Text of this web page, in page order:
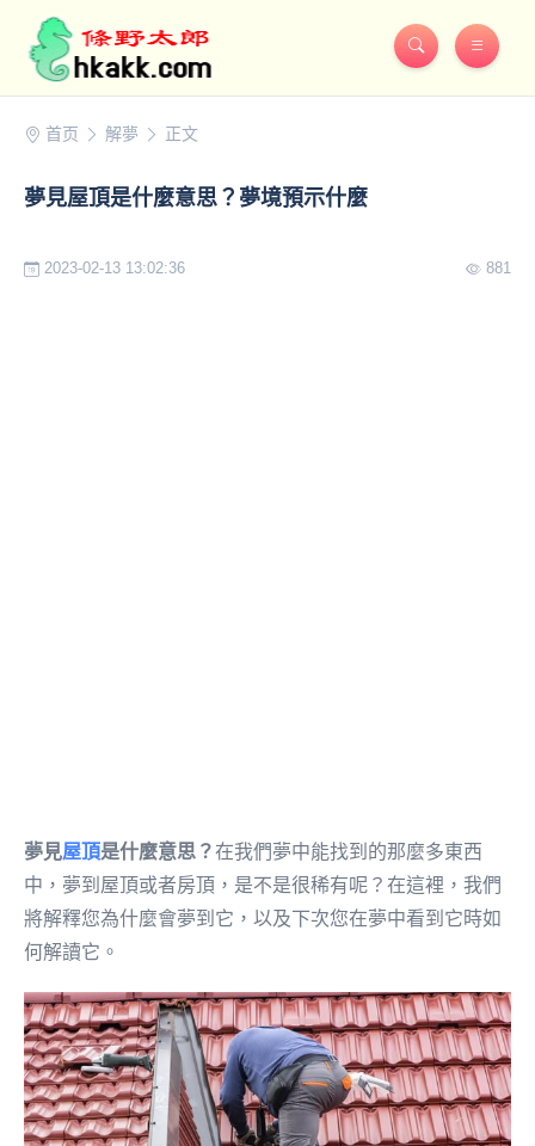
首页 解夢 正文
夢見屋頂是什麼意思？夢境預示什麼
2023-02-13 13:02:36 881
夢見屋頂是什麼意思？在我們夢中能找到的那麼多東西
中，夢到屋頂或者房頂，是不是很稀有呢？在這裡，我們
將解釋您為什麼會夢到它，以及下次您在夢中看到它時如
何解讀它。